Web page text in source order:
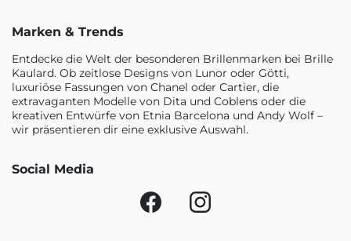
Marken & Trends
Entdecke die Welt der besonderen Brillenmarken bei Brille
Kaulard. Ob zeitlose Designs von Lunor oder Götti,
luxuriöse Fassungen von Chanel oder Cartier, die
extravaganten Modelle von Dita und Coblens oder die
kreativen Entwürfe von Etnia Barcelona und Andy Wolf –
wir präsentieren dir eine exklusive Auswahl.
Social Media